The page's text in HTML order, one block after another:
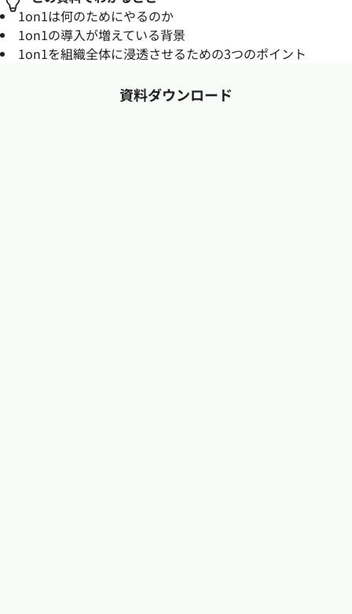
1on1は何のためにやるのか
1on1の導入が増えている背景
1on1を組織全体に浸透させるための3つのポイント
資料ダウンロード